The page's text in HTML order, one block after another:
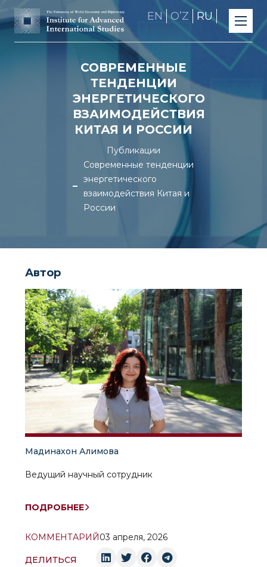
EN OʼZ RU
СОВРЕМЕННЫЕ
ТЕНДЕНЦИИ
ЭНЕРГЕТИЧЕСКОГО
ВЗАИМОДЕЙСТВИЯ
КИТАЯ И РОССИИ
Публикации
Современные тенденции
энергетического
взаимодействия Китая и
России
Автор
Мадинахон Алимова
Ведущий научный сотрудник
ПОДРОБНЕЕ
КОММЕНТАРИЙ03 апреля, 2026
ДЕЛИТЬСЯ